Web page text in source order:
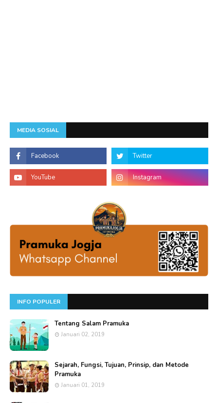
MEDIA SOSIAL
INFO POPULER
Tentang Salam Pramuka
Januari 02, 2019
Sejarah, Fungsi, Tujuan, Prinsip, dan Metode
Pramuka
Januari 01, 2019